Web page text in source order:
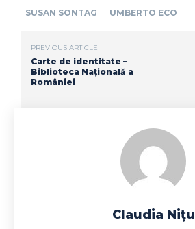
SUSAN SONTAG
UMBERTO ECO
PREVIOUS ARTICLE
Carte de identitate –
Biblioteca Națională a
României
Claudia Nițu